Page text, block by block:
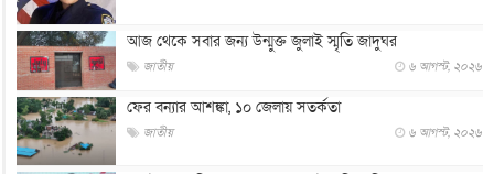
আজ থেকে সবার জন্য উন্মুক্ত জুলাই স্মৃতি জাদুঘর
জাতীয় ৬ আগস্ট, ২০২৬
ফের বন্যার আশঙ্কা, ১০ জেলায় সতর্কতা
জাতীয় ৬ আগস্ট, ২০২৬